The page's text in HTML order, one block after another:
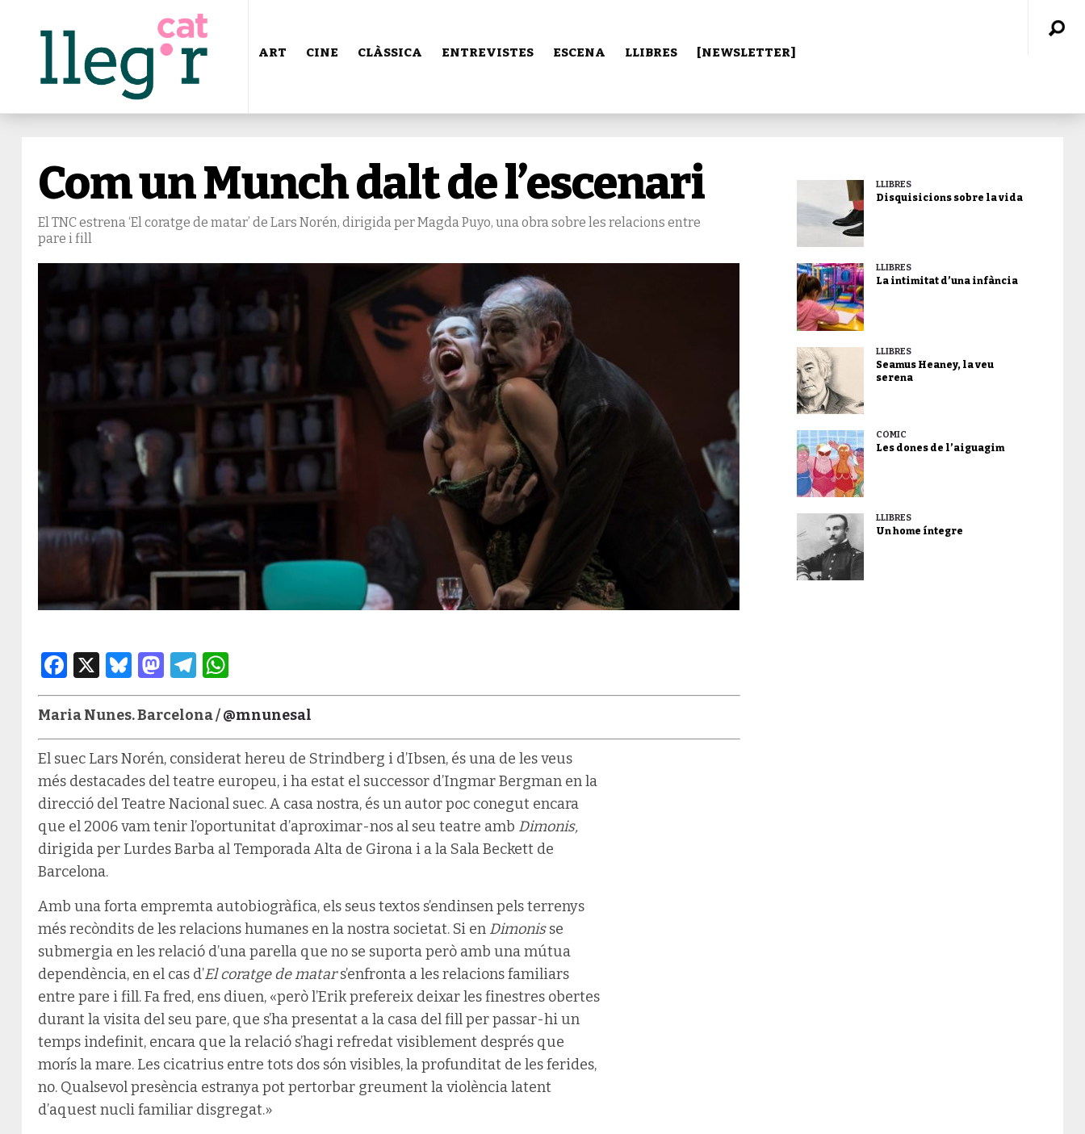
ART CINE CLÀSSICA ENTREVISTES ESCENA LLIBRES [NEWSLETTER]
Com un Munch dalt de l’escenari
El TNC estrena ‘El coratge de matar’ de Lars Norén, dirigida per Magda Puyo, una obra sobre les relacions entre
pare i fill
Facebook
X Bluesky
Mastodon
Telegram
Maria Nunes. Barcelona /@mnunesal
El suec Lars Norén, considerat hereu de Strindberg i d’Ibsen, és una de les veus
més destacades del teatre europeu, i ha estat el successor d’Ingmar Bergman en la
direcció del Teatre Nacional suec. A casa nostra, és un autor poc conegut encara
que el 2006 vam tenir l’oportunitat d’aproximar-nos al seu teatre amb Dimonis,
dirigida per Lurdes Barba al Temporada Alta de Girona i a la Sala Beckett de
Barcelona.
Amb una forta empremta autobiogràfica, els seus textos s’endinsen pels terrenys
més recòndits de les relacions humanes en la nostra societat. Si en Dimonisse
submergia en les relació d’una parella que no se suporta però amb una mútua
dependència, en el cas d’El coratge de matars’enfronta a les relacions familiars
entre pare i fill. Fa fred, ens diuen, «però l’Erik prefereix deixar les finestres obertes
durant la visita del seu pare, que s’ha presentat a la casa del fill per passar-hi un
temps indefinit, encara que la relació s’hagi refredat visiblement després que
morís la mare. Les cicatrius entre tots dos són visibles, la profunditat de les ferides,
no. Qualsevol presència estranya pot pertorbar greument la violència latent
d’aquest nucli familiar disgregat.»
LLIBRES
Disquisicions sobre la vida
LLIBRES
La intimitat d’una infància
LLIBRES
Seamus Heaney, la veu
serena
CÒMIC
Les dones de l’aiguagim
LLIBRES
Un home íntegre